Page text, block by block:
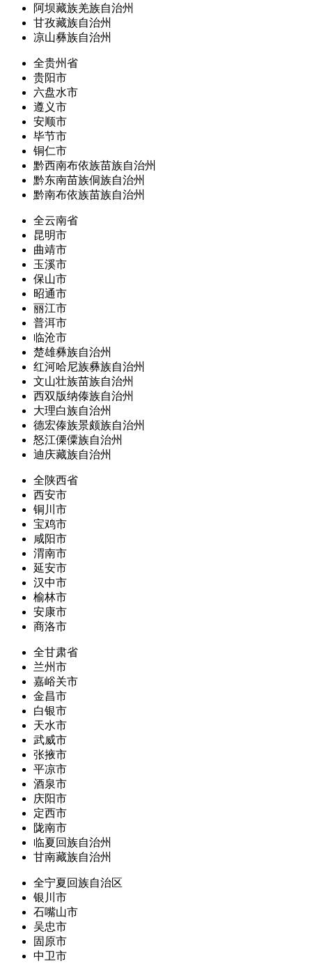
阿坝藏族羌族自治州
甘孜藏族自治州
凉山彝族自治州
全贵州省
贵阳市
六盘水市
遵义市
安顺市
毕节市
铜仁市
黔西南布依族苗族自治州
黔东南苗族侗族自治州
黔南布依族苗族自治州
全云南省
昆明市
曲靖市
玉溪市
保山市
昭通市
丽江市
普洱市
临沧市
楚雄彝族自治州
红河哈尼族彝族自治州
文山壮族苗族自治州
西双版纳傣族自治州
大理白族自治州
德宏傣族景颇族自治州
怒江傈僳族自治州
迪庆藏族自治州
全陕西省
西安市
铜川市
宝鸡市
咸阳市
渭南市
延安市
汉中市
榆林市
安康市
商洛市
全甘肃省
兰州市
嘉峪关市
金昌市
白银市
天水市
武威市
张掖市
平凉市
酒泉市
庆阳市
定西市
陇南市
临夏回族自治州
甘南藏族自治州
全宁夏回族自治区
银川市
石嘴山市
吴忠市
固原市
中卫市